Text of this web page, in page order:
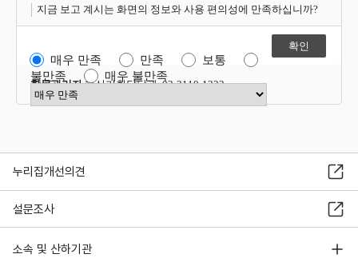
지금 보고 계시는 화면의 정보와 사용 편의성에 만족하십니까?
매우 만족 만족
보통
불만족
매우 불만족
만족도 점수 선택
항목관리자혁신기획담당관 02-2110-1322
누리집개선의견
설문조사
소속 및 산하기관